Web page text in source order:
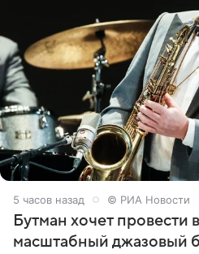
5 часов назад © РИА Новости
Бутман хочет провести
масштабный джазовый